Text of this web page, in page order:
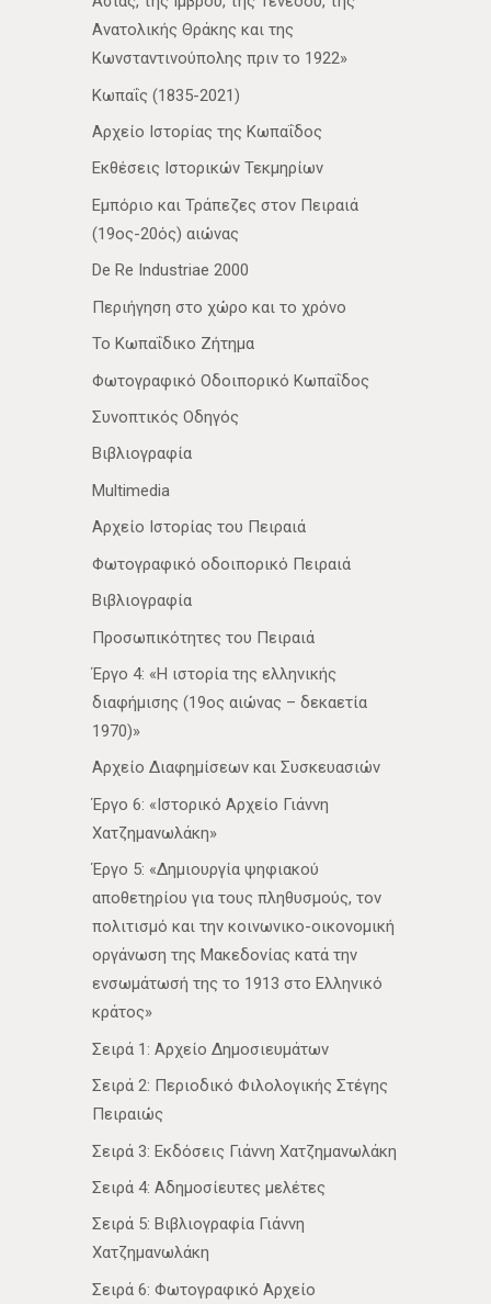
Ανατολικής Θράκης και της
Κωνσταντινούπολης πριν το 1922»
Κωπαΐς (1835-2021)
Αρχείο Ιστορίας της Κωπαΐδος
Εκθέσεις Ιστορικών Τεκμηρίων
Εμπόριο και Τράπεζες στον Πειραιά
(19ος-20ός) αιώνας
De Re Industriae 2000
Περιήγηση στο χώρο και το χρόνο
Το Κωπαΐδικο Ζήτημα
Φωτογραφικό Οδοιπορικό Κωπαΐδος
Συνοπτικός Οδηγός
Βιβλιογραφία
Multimedia
Αρχείο Ιστορίας του Πειραιά
Φωτογραφικό οδοιπορικό Πειραιά
Βιβλιογραφία
Προσωπικότητες του Πειραιά
Έργο 4: «Η ιστορία της ελληνικής
διαφήμισης (19ος αιώνας – δεκαετία
1970)»
Αρχείο Διαφημίσεων και Συσκευασιών
Έργο 6: «Ιστορικό Αρχείο Γιάννη
Χατζημανωλάκη»
Έργο 5: «Δημιουργία ψηφιακού
αποθετηρίου για τους πληθυσμούς, τον
πολιτισμό και την κοινωνικο-οικονομική
οργάνωση της Μακεδονίας κατά την
ενσωμάτωσή της το 1913 στο Ελληνικό
κράτος»
Σειρά 1: Αρχείο Δημοσιευμάτων
Σειρά 2: Περιοδικό Φιλολογικής Στέγης
Πειραιώς
Σειρά 3: Εκδόσεις Γιάννη Χατζημανωλάκη
Σειρά 4: Αδημοσίευτες μελέτες
Σειρά 5: Βιβλιογραφία Γιάννη
Χατζημανωλάκη
Σειρά 6: Φωτογραφικό Αρχείο